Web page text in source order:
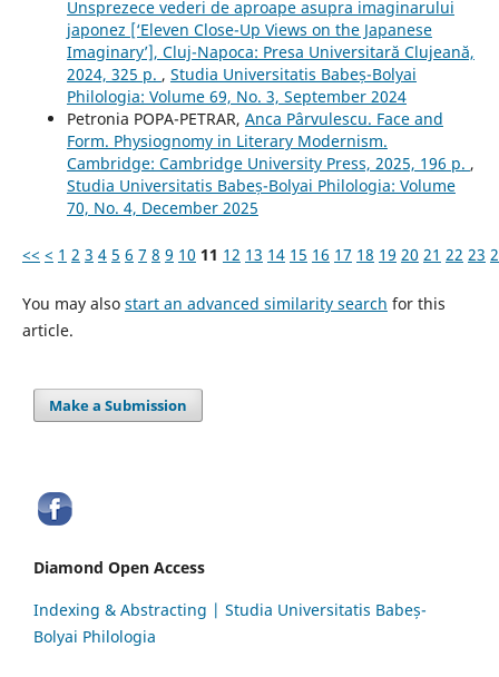
Unsprezece vederi de aproape asupra imaginarului
japonez [‘Eleven Close-Up Views on the Japanese
Imaginary’], Cluj-Napoca: Presa Universitară Clujeană,
2024, 325 p. , Studia Universitatis Babeș-Bolyai
Philologia: Volume 69, No. 3, September 2024
Petronia POPA-PETRAR, Anca Pârvulescu. Face and
Form. Physiognomy in Literary Modernism.
Cambridge: Cambridge University Press, 2025, 196 p. ,
Studia Universitatis Babeș-Bolyai Philologia: Volume
70, No. 4, December 2025
<< < 1 2 3 4 5 6 7 8 9 10 11 12 13 14 15 16 17 18 19 20 21 22 23
You may also start an advanced similarity search for this
article.
Make a Submission
Diamond Open Access
Indexing & Abstracting | Studia Universitatis Babeș-
Bolyai Philologia